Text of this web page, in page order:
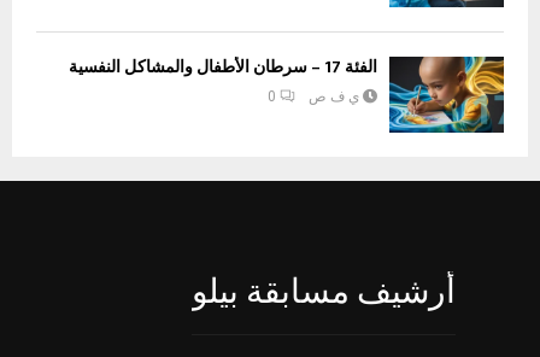
الفئة 17 – سرطان الأطفال والمشاكل النفسية
ي ف ص 0
أرشيف مسابقة بيلو